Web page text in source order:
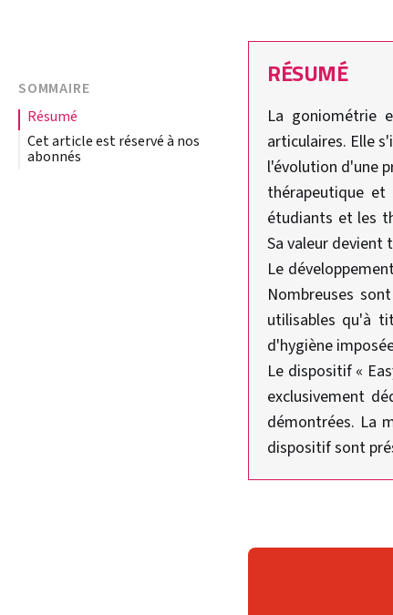
SOMMAIRE
résumé
Cet article est réservé à nos
abonnés
RÉSUMÉ
La goniométrie
articulaires. Elle
l'évolution d'une
thérapeutique
étudiants et les
Sa valeur devient
Le
Nombreuses
utilisables qu'à
d'hygiène
Le dispositif «
exclusivement
démontrées. La
dispositif sont